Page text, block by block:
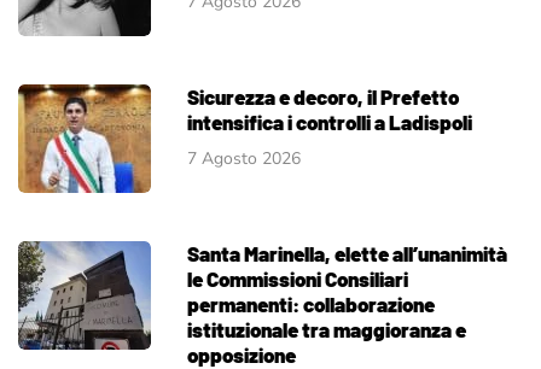
Sicurezza e decoro, il Prefetto
intensifica i controlli a Ladispoli
7 Agosto 2026
Santa Marinella, elette all’unanimità
le Commissioni Consiliari
permanenti: collaborazione
istituzionale tra maggioranza e
opposizione